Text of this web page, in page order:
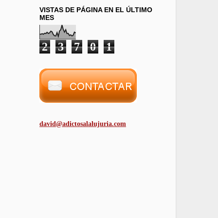
VISTAS DE PÁGINA EN EL ÚLTIMO
MES
2 3 7 0 1
david@adictosalalujuria.com